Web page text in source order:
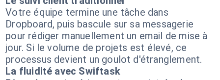
Votre équipe termine une tâche dans
Dropboard, puis bascule sur sa messagerie
pour rédiger manuellement un email de mise à
jour. Si le volume de projets est élevé, ce
processus devient un goulot d'étranglement.
La fluidité avec Swiftask